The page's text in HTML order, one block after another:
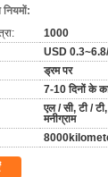
1000
USD
ड्रम पर
7-10 दिनों के
एल / सी, टी /
मनीग्राम